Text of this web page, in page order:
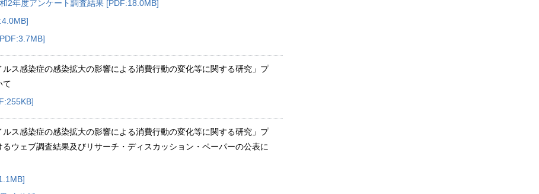
和2年度アンケート調査結果 [PDF:18.0MB]
ルス感染症の感染拡大の影響による消費行動の変化等に関する研究」プ
て
ルス感染症の感染拡大の影響による消費行動の変化等に関する研究」プ
るウェブ調査結果及びリサーチ・ディスカッション・ペーパーの公表に